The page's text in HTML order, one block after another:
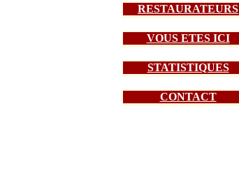
RESTAURATEURS
VOUS ETES ICI
STATISTIQUES
CONTACT